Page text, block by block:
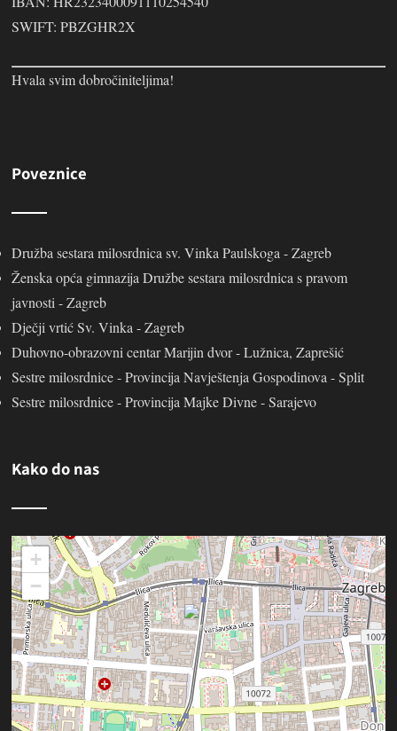
SWIFT: PBZGHR2X
Hvala svim dobročiniteljima!
Poveznice
Družba sestara milosrdnica sv. Vinka Paulskoga - Zagreb
Ženska opća gimnazija Družbe sestara milosrdnica s pravom
javnosti - Zagreb
Dječji vrtić Sv. Vinka - Zagreb
Duhovno-obrazovni centar Marijin dvor - Lužnica, Zaprešić
Sestre milosrdnice - Provincija Navještenja Gospodinova - Split
Sestre milosrdnice - Provincija Majke Divne - Sarajevo
Kako do nas
+
−